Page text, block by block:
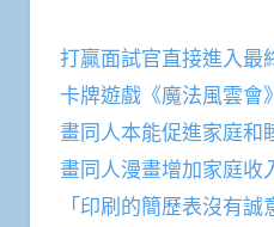
打贏面試官直接進入最
卡牌遊戲《魔法風雲會
畫同人本能促進家庭和
畫同人漫畫增加家庭收
「印刷的簡歷表沒有